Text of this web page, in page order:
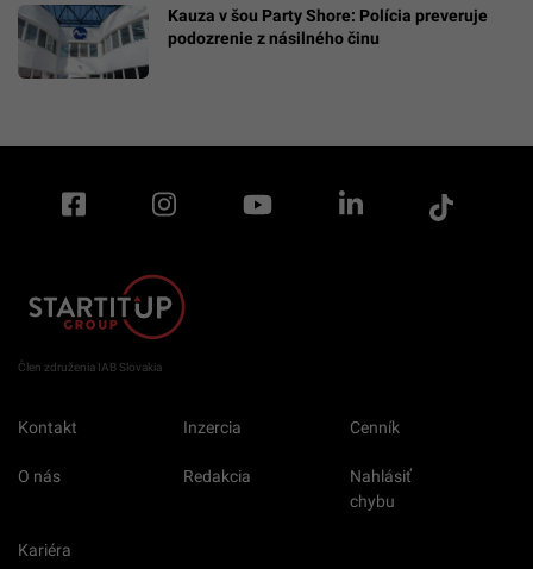
Kauza v šou Party Shore: Polícia preveruje
podozrenie z násilného činu
Člen združenia IAB Slovakia
Kontakt Inzercia Cenník
O nás Redakcia
Nahlásiť
chybu
Kariéra